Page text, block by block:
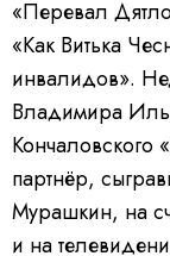
«Перевал
«Как Витька
инвалидов».
Владимира
Кончаловского
партнёр,
Мурашкин, на
и на